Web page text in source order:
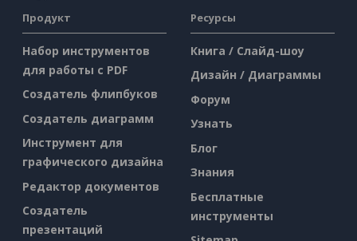
Продукт
Набор инструментов
для работы с PDF
Создатель флипбуков
Создатель диаграмм
Инструмент для
графического дизайна
Редактор документов
Создатель
презентаций
Ресурсы
Книга / Слайд-шоу
Дизайн / Диаграммы
Форум
Узнать
Блог
Знания
Бесплатные
инструменты